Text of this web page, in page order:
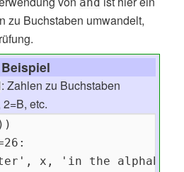
zu Buchstaben umwandelt,
Beispiel
: Zahlen zu Buchstaben
etc.